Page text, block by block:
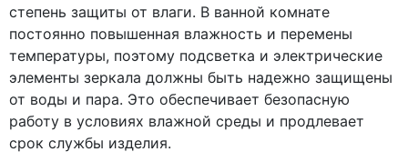
степень защиты от влаги. В ванной комнате
постоянно повышенная влажность и перемены
температуры, поэтому подсветка и электрические
элементы зеркала должны быть надежно защищены
от воды и пара. Это обеспечивает безопасную
работу в условиях влажной среды и продлевает
срок службы изделия.